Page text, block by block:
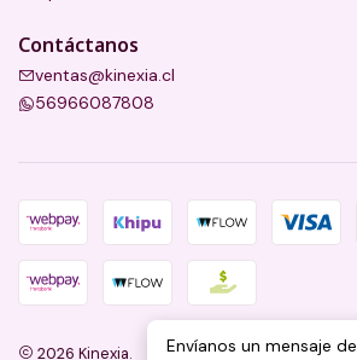
Contáctanos
ventas@kinexia.cl
56966087808
2026 Kinexia. Envíanos un mensaje de